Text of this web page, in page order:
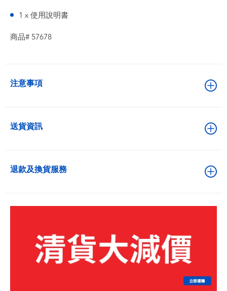
1 x 使用說明書
商品# 57678
注意事項
送貨資訊
退款及換貨服務